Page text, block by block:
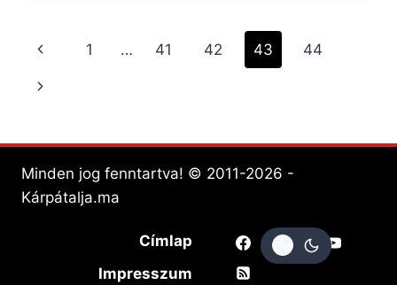
Page
navigation
Previous
Page
1 … 41 42 43 44
Next
Minden jog fenntartva! © 2011-2026 -
Kárpátalja.ma
Címlap
Impresszum